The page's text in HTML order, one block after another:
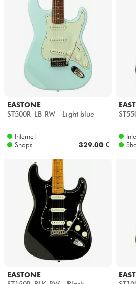
Licht
Drums
Blasinstrumente
Violinen & Quartett
Kinder
Kabel & Zubehöre
HiFi
Bundle
Sehen Sie sich unsere
EASTONE
ST500R-LB-RW - Light blue
Internet
Shops
329.00 €
EASTONE